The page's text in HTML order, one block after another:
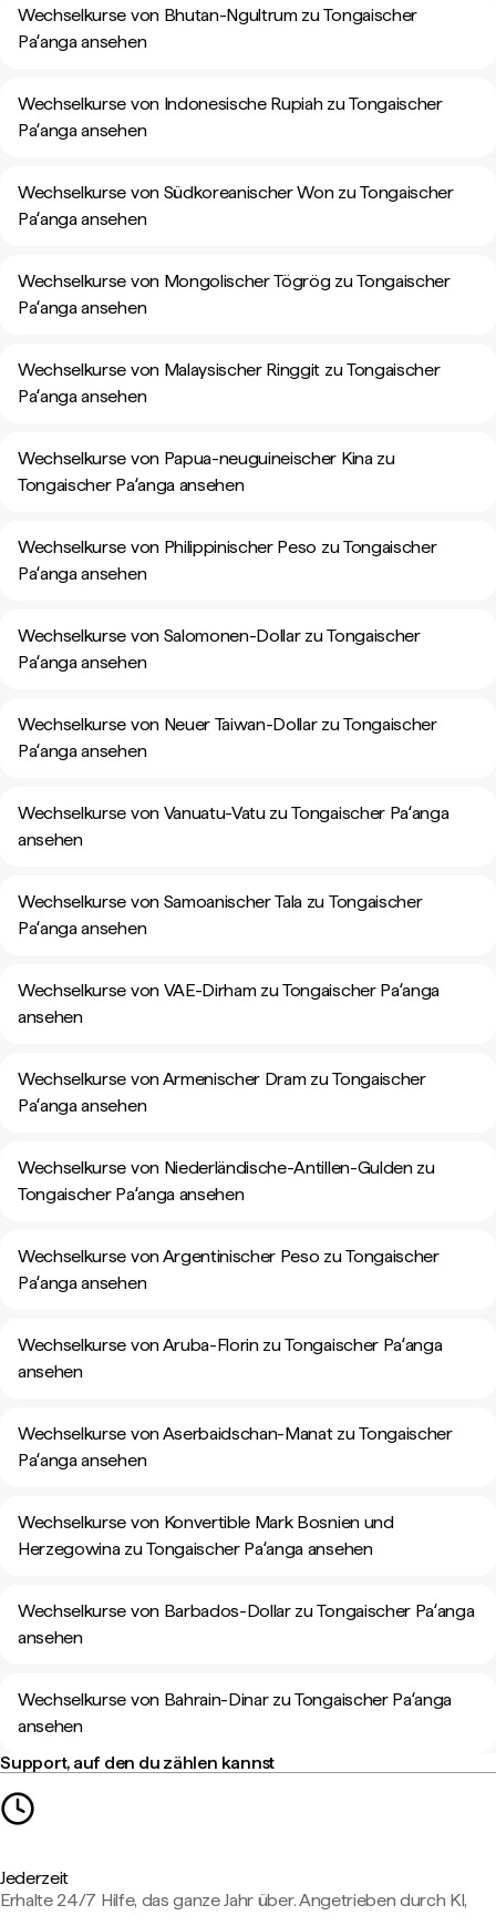
Wechselkurse von Bhutan-Ngultrum zu Tongaischer
Paʻanga ansehen
Wechselkurse von Indonesische Rupiah zu Tongaischer
Paʻanga ansehen
Wechselkurse von Südkoreanischer Won zu Tongaischer
Paʻanga ansehen
Wechselkurse von Mongolischer Tögrög zu Tongaischer
Paʻanga ansehen
Wechselkurse von Malaysischer Ringgit zu Tongaischer
Paʻanga ansehen
Wechselkurse von Papua-neuguineischer Kina zu
Tongaischer Paʻanga ansehen
Wechselkurse von Philippinischer Peso zu Tongaischer
Paʻanga ansehen
Wechselkurse von Salomonen-Dollar zu Tongaischer
Paʻanga ansehen
Wechselkurse von Neuer Taiwan-Dollar zu Tongaischer
Paʻanga ansehen
Wechselkurse von Vanuatu-Vatu zu Tongaischer Paʻanga
ansehen
Wechselkurse von Samoanischer Tala zu Tongaischer
Paʻanga ansehen
Wechselkurse von VAE-Dirham zu Tongaischer Paʻanga
ansehen
Wechselkurse von Armenischer Dram zu Tongaischer
Paʻanga ansehen
Wechselkurse von Niederländische-Antillen-Gulden zu
Tongaischer Paʻanga ansehen
Wechselkurse von Argentinischer Peso zu Tongaischer
Paʻanga ansehen
Wechselkurse von Aruba-Florin zu Tongaischer Paʻanga
ansehen
Wechselkurse von Aserbaidschan-Manat zu Tongaischer
Paʻanga ansehen
Wechselkurse von Konvertible Mark Bosnien und
Herzegowina zu Tongaischer Paʻanga ansehen
Wechselkurse von Barbados-Dollar zu Tongaischer Paʻanga
ansehen
Wechselkurse von Bahrain-Dinar zu Tongaischer Paʻanga
ansehen
Support, auf den du zählen kannst
Jederzeit
Erhalte 24/7 Hilfe, das ganze Jahr über. Angetrieben durch KI,